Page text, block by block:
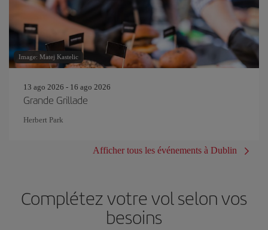
Image: Matej Kastelic
13 ago 2026 - 16 ago 2026
Grande Grillade
Herbert Park
Afficher tous les événements à Dublin
Complétez votre vol selon vos
besoins